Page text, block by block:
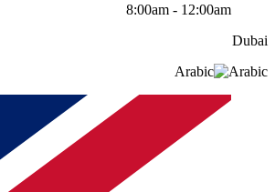
8:00am - 12:00am
Dubai
Arabic